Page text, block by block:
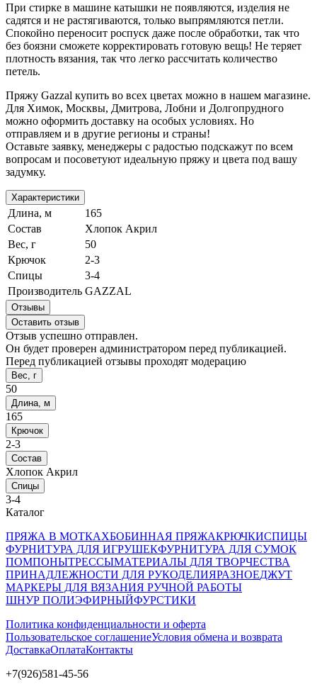
При стирке в машине катышки не появляются, изделия не
садятся и не растягиваются, только выпрямляются петли.
Спокойно переносит роспуск даже после обработки, так что
без боязни сможете корректировать готовую вещь! Не теряет
плотность вязания, так что легко рассчитать количество
петель.
Пряжу Gazzal купить во всех цветах можно в нашем магазине.
Для Химок, Москвы, Дмитрова, Лобни и Долгопрудного
можно оформить доставку на особых условиях. Но
отправляем и в другие регионы и страны!
Оставьте заявку, менеджеры с радостью подскажут по всем
вопросам и посоветуют идеальную пряжу и цвета под вашу
задумку.
Характеристики
Длина, м
165
Состав
Хлопок Акрил
Вес, г
50
Крючок
2-3
Спицы
3-4
Производитель GAZZAL
Отзывы
Оставить отзыв
Отзыв успешно отправлен.
Он будет проверен администратором перед публикацией.
Перед публикацией отзывы проходят модерацию
Вес, г
50
Длина, м
165
Крючок
2-3
Состав
Хлопок Акрил
Спицы
3-4
Каталог
ПРЯЖА В МОТКАХБОБИННАЯ ПРЯЖАКРЮЧКИСПИЦЫ
ФУРНИТУРА ДЛЯ ИГРУШЕКФУРНИТУРА ДЛЯ СУМОК
ПОМПОНЫТРЕССЫМАТЕРИАЛЫ ДЛЯ ТВОРЧЕСТВА
ПРИНАДЛЕЖНОСТИ ДЛЯ РУКОДЕЛИЯРАЗНОЕДЖУТ
МАРКЕРЫ ДЛЯ ВЯЗАНИЯ РУЧНОЙ РАБОТЫ
ШНУР ПОЛИЭФИРНЫЙФУРСТИКИ
Политика конфиденциальности и оферта
Пользовательское соглашениеУсловия обмена и возврата
ДоставкаОплатаКонтакты
+7(926)581-45-56